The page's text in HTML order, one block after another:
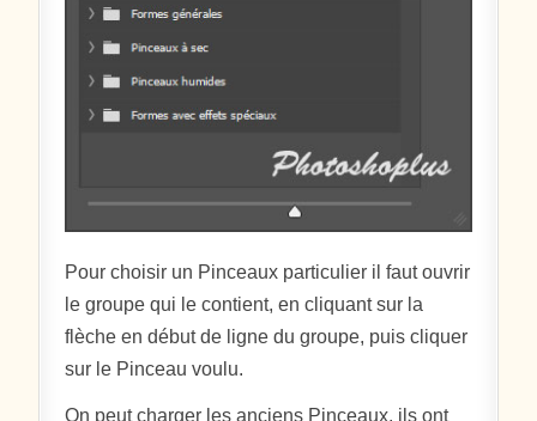
Pour choisir un Pinceaux particulier il faut ouvrir
le groupe qui le contient, en cliquant sur la
flèche en début de ligne du groupe, puis cliquer
sur le Pinceau voulu.
On peut charger les anciens Pinceaux, ils ont